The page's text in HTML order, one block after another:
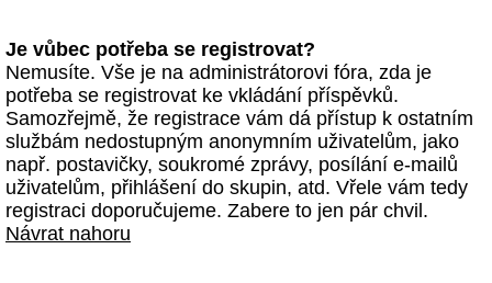
Je vůbec potřeba se registrovat?
Nemusíte. Vše je na administrátorovi fóra, zda je
potřeba se registrovat ke vkládání příspěvků.
Samozřejmě, že registrace vám dá přístup k ostatním
službám nedostupným anonymním uživatelům, jako
např. postavičky, soukromé zprávy, posílání e-mailů
uživatelům, přihlášení do skupin, atd. Vřele vám tedy
registraci doporučujeme. Zabere to jen pár chvil.
Návrat nahoru